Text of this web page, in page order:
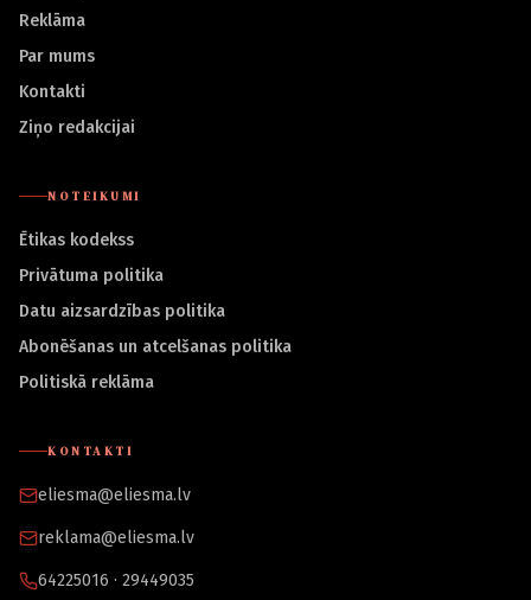
Reklāma
Par mums
Kontakti
Ziņo redakcijai
NOTEIKUMI
Ētikas kodekss
Privātuma politika
Datu aizsardzības politika
Abonēšanas un atcelšanas politika
Politiskā reklāma
KONTAKTI
eliesma@eliesma.lv
reklama@eliesma.lv
64225016 · 29449035